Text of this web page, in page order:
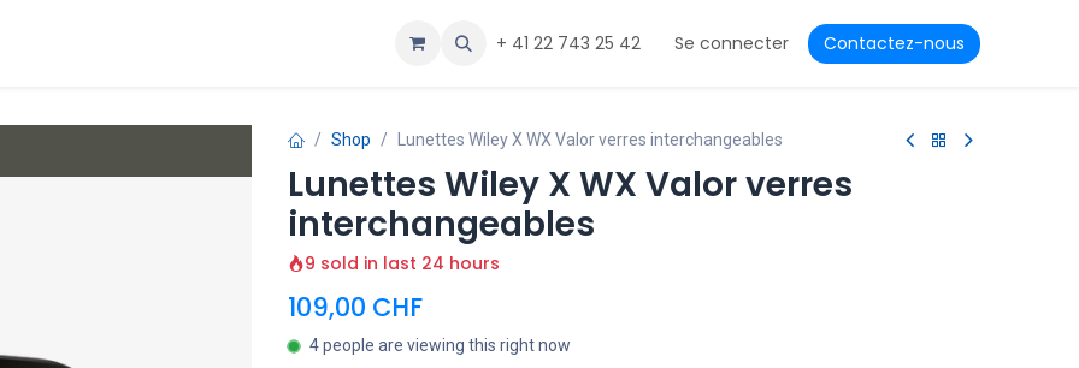
+ 41 22 743 25 42 Se connecter Contactez-nous
Shop Lunettes Wiley X WX Valor verres interchangeables
Lunettes Wiley X WX Valor verres
interchangeables
9 sold in last 24 hours
109,00 CHF
4 people are viewing this right now